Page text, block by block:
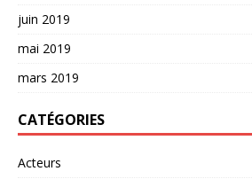
juin 2019
mai 2019
mars 2019
CATÉGORIES
Acteurs